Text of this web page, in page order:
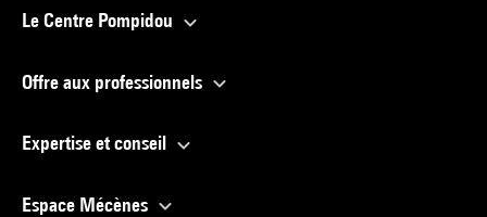
Le Centre Pompidou
Offre aux professionnels
Expertise et conseil
Espace Mécènes